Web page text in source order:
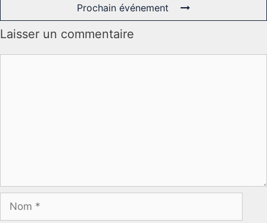
Prochain événement
Laisser un commentaire